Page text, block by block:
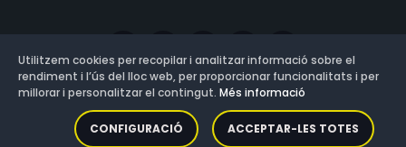
Versió: 3.13.0.202607011342
Utilitzem cookies per recopilar i analitzar informació sobre el
rendiment i l’ús del lloc web, per proporcionar funcionalitats i per
millorar i personalitzar el contingut. Més informació
CONFIGURACIÓ ACCEPTAR-LES TOTES